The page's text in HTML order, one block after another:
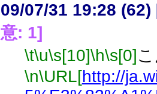
09/07/31 19:28 (62)
意: 1]
\t\u\s[10]\h\s[0]
\n\URL[http://